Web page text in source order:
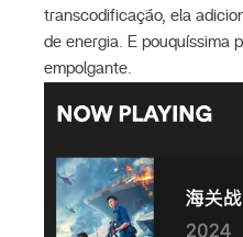
transcodificação, ela
de energia. E pouquíssima
empolgante.